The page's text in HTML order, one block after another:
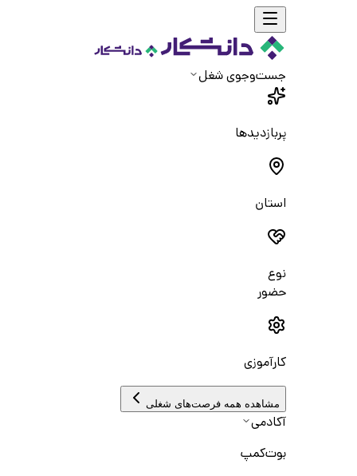
جست‌و‌جوی شغل
پربازدیدها
استان
نوع
حضور
کارآموزی
مشاهده همه فرصت‌های شغلی
آکادمی
بوت‌کمپ